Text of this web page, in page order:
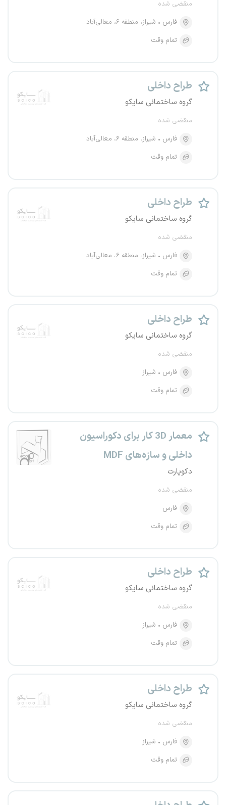
منقضی شده
فارس
شیراز، منطقه ۶، معالی‌آباد
تمام وقت
طراح داخلی
گروه ساختمانی سایکو
منقضی شده
فارس
شیراز، منطقه ۶، معالی‌آباد
تمام وقت
طراح داخلی
گروه ساختمانی سایکو
منقضی شده
فارس
شیراز، منطقه ۶، معالی‌آباد
تمام وقت
طراح داخلی
گروه ساختمانی سایکو
منقضی شده
فارس
شیراز
تمام وقت
معمار 3D کار برای دکوراسیون
داخلی و سازه‌های MDF
دکوپارت
منقضی شده
فارس
تمام وقت
طراح داخلی
گروه ساختمانی سایکو
منقضی شده
فارس
شیراز
تمام وقت
طراح داخلی
گروه ساختمانی سایکو
منقضی شده
فارس
شیراز
تمام وقت